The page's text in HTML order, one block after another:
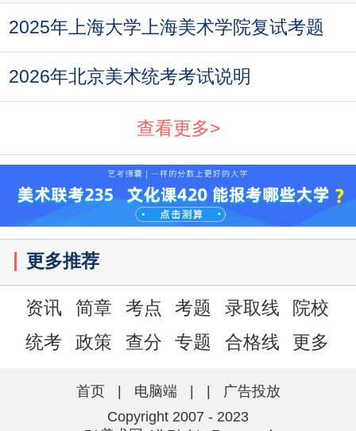
2025年上海大学上海美术学院复试考题
2026年北京美术统考考试说明
查看更多>
更多推荐
资讯 简章 考点 考题 录取线
院校
统考
政策 查分 专题 合格线 更多
首页 电脑端
广告投放
Copyright 2007 - 2023